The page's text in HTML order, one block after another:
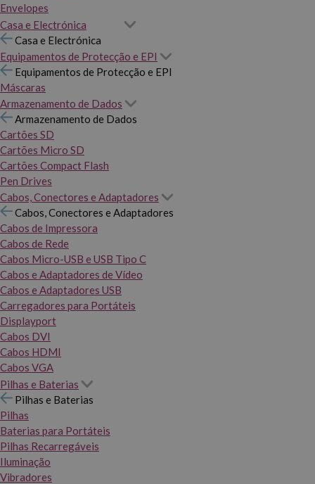
Envelopes
Casa e Electrónica
Casa e Electrónica
Equipamentos de Protecção e EPI
Equipamentos de Protecção e EPI
Máscaras
Armazenamento de Dados
Armazenamento de Dados
Cartões SD
Cartões Micro SD
Cartões Compact Flash
Pen Drives
Cabos, Conectores e Adaptadores
Cabos, Conectores e Adaptadores
Cabos de Impressora
Cabos de Rede
Cabos Micro-USB e USB Tipo C
Cabos e Adaptadores de Vídeo
Cabos e Adaptadores USB
Carregadores para Portáteis
Displayport
Cabos DVI
Cabos HDMI
Cabos VGA
Pilhas e Baterias
Pilhas e Baterias
Pilhas
Baterias para Portáteis
Pilhas Recarregáveis
Iluminação
Vibradores